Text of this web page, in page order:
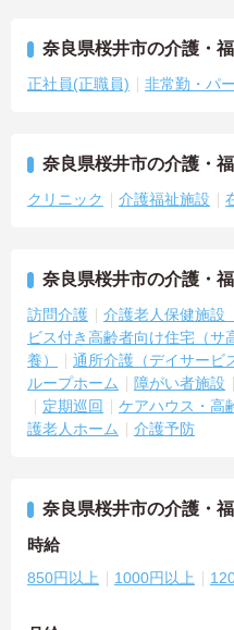
奈良県桜井市の介護・
正社員(正職員) 非常勤・パ
奈良県桜井市の介護・
クリニック 介護福祉施設
奈良県桜井市の介護・
訪問介護 介護老人保健施設
ビス付き高齢者向け住宅（サ
養）
通所介護（デイサービ
ループホーム
障がい者施設
定期巡回
ケアハウス・高
護老人ホーム
介護予防
奈良県桜井市の介護・
時給
850円以上 1000円以上